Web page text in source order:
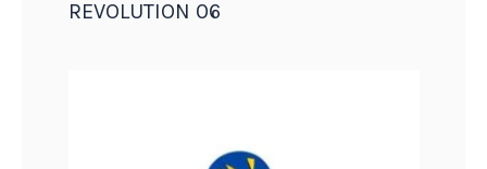
REVOLUTION 06